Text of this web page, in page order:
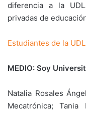
diferencia a la
privadas de
Estudiantes de la
MEDIO: Soy
Natalia Rosales
Mecatrónica;